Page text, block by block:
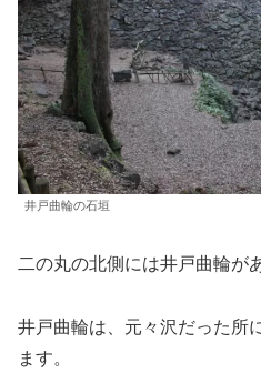
井戸曲輪の石垣
二の丸の北側には井戸曲輪が
井戸曲輪は、元々沢だった所
ます。